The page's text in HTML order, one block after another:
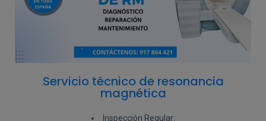
Servicio técnico de resonancia
magnética
Inspección Regular: